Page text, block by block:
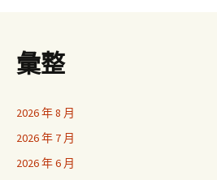
彙整
2026 年 8 月
2026 年 7 月
2026 年 6 月